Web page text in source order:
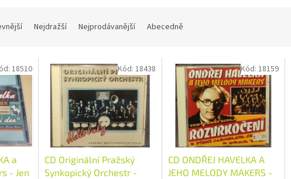
Nejdražší Nejprodávanější Abecedně
a
- Jen
18510
CD Originální Pražský
Synkopický Orchestr -
Kód: 18438
CD ONDŘEJ HAVELKA A
JEHO MELODY MAKERS -
Kód:18159